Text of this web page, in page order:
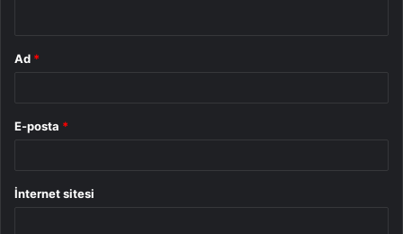
Ad *
E-posta *
İnternet sitesi